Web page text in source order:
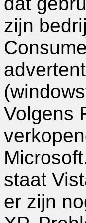
zijn
Volgens
staat
er zijn